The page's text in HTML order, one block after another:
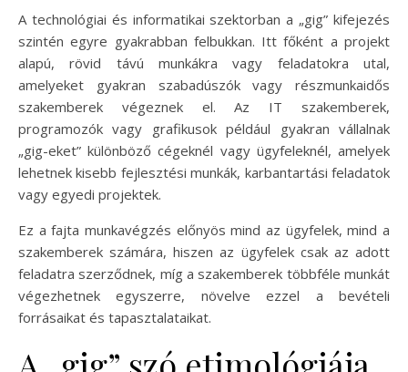
A technológiai és informatikai szektorban a „gig” kifejezés
szintén egyre gyakrabban felbukkan. Itt főként a projekt
alapú, rövid távú munkákra vagy feladatokra utal,
amelyeket gyakran szabadúszók vagy részmunkaidős
szakemberek végeznek el. Az IT szakemberek,
programozók vagy grafikusok például gyakran vállalnak
„gig-eket” különböző cégeknél vagy ügyfeleknél, amelyek
lehetnek kisebb fejlesztési munkák, karbantartási feladatok
vagy egyedi projektek.
Ez a fajta munkavégzés előnyös mind az ügyfelek, mind a
szakemberek számára, hiszen az ügyfelek csak az adott
feladatra szerződnek, míg a szakemberek többféle munkát
végezhetnek egyszerre, növelve ezzel a bevételi
forrásaikat és tapasztalataikat.